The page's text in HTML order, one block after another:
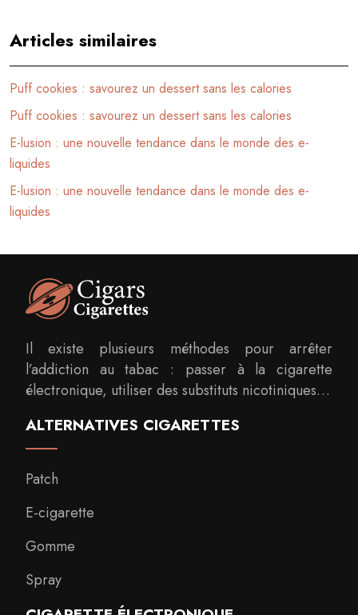
Articles similaires
Puff cookies : savourez un dessert sans les calories
Puff cookies : savourez un dessert sans les calories
E-lusion : une nouvelle tendance dans le monde des e-
liquides
E-lusion : une nouvelle tendance dans le monde des e-
liquides
Il existe plusieurs méthodes pour arrêter
l’addiction au tabac : passer à la cigarette
électronique, utiliser des substituts nicotiniques…
ALTERNATIVES CIGARETTES
Patch
E-cigarette
Gomme
Spray